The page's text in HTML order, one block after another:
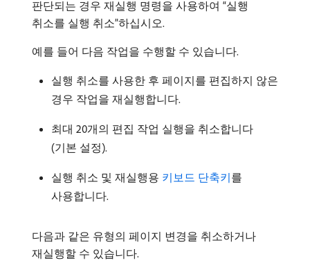
판단되는 경우 재실행 명령을 사용하여 “실행
취소를 실행 취소”하십시오.
예를 들어 다음 작업을 수행할 수 있습니다.
실행 취소를 사용한 후 페이지를 편집하지 않은
경우 작업을 재실행합니다.
최대 20개의 편집 작업 실행을 취소합니다
(기본 설정).
실행 취소 및 재실행용 키보드 단축키를
사용합니다.
다음과 같은 유형의 페이지 변경을 취소하거나
재실행할 수 있습니다.